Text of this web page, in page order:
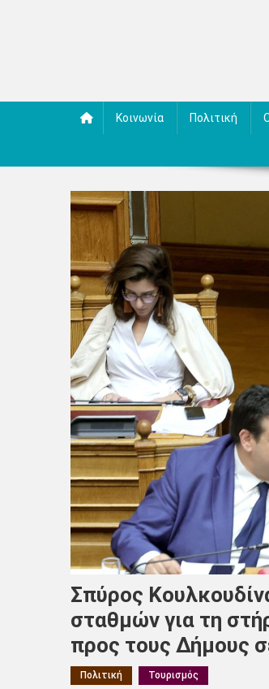
Κοινωνία Πολιτική
Σπύρος
σταθμών για τη
προς τους Δήμους
Πολιτική Τουρισμός